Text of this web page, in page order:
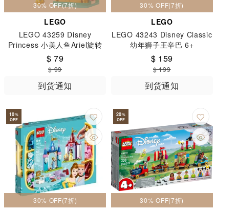
30% OFF(7折)
LEGO
LEGO 43259 Disney
Princess 小美人鱼Ariel旋转
盒 5+
$ 79
$ 99
到货通知
30% OFF(7折)
LEGO
LEGO 43243 Disney Classic
幼年狮子王辛巴 6+
$ 159
$ 199
到货通知
10%
OFF
30% OFF(7折)
20%
OFF
30% OFF(7折)